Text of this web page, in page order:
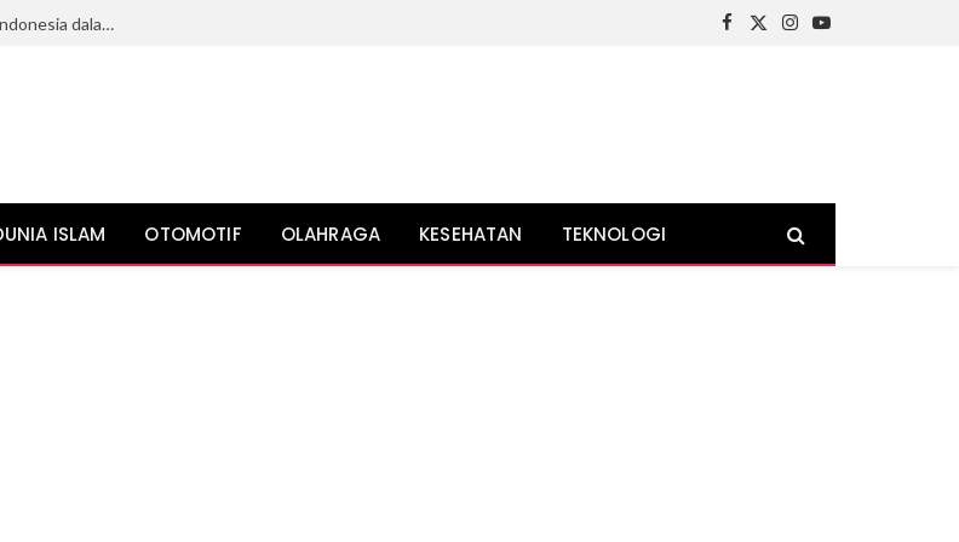
Mahasiswi Ilmu Politik Universitas Malikussaleh Wakili Indonesia dalam KKN Internasional di Malaysia
Facebook
X
Instagram
YouTube
ISLAM OTOMOTIF OLAHRAGA KESEHATAN TEKNOLOGI